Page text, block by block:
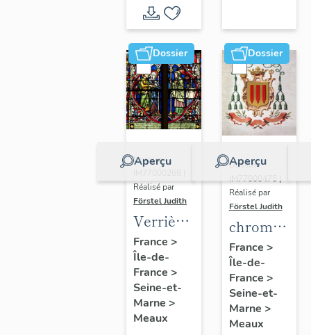
Dossier
Aperçu
Dossier
Réalisé par
Förstel Judith
Verrières
de la
chapelle
axiale
France >
Île-de-
France >
Seine-et-
Marne >
Meaux
Dossier
Aperçu
Dossier
IM77000475 |
Réalisé par
Förstel Judith
:
armoiries
d'évêques
et du
pape Pie
France >
Île-de-
France >
Seine-et-
Marne >
Meaux